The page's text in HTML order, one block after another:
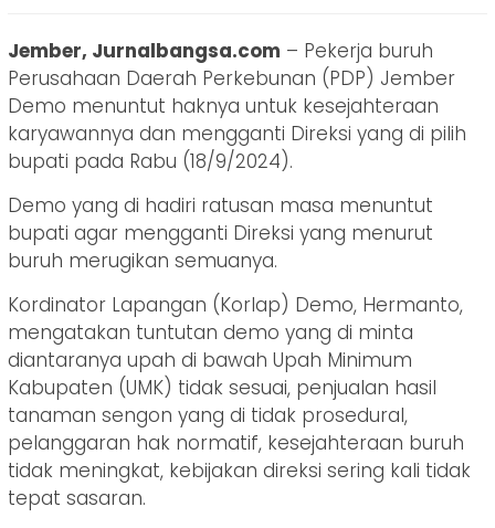
Jember, Jurnalbangsa.com – Pekerja buruh
Perusahaan Daerah Perkebunan (PDP) Jember
Demo menuntut haknya untuk kesejahteraan
karyawannya dan mengganti Direksi yang di pilih
bupati pada Rabu (18/9/2024).
Demo yang di hadiri ratusan masa menuntut
bupati agar mengganti Direksi yang menurut
buruh merugikan semuanya.
Kordinator Lapangan (Korlap) Demo, Hermanto,
mengatakan tuntutan demo yang di minta
diantaranya upah di bawah Upah Minimum
Kabupaten (UMK) tidak sesuai, penjualan hasil
tanaman sengon yang di tidak prosedural,
pelanggaran hak normatif, kesejahteraan buruh
tidak meningkat, kebijakan direksi sering kali tidak
tepat sasaran.